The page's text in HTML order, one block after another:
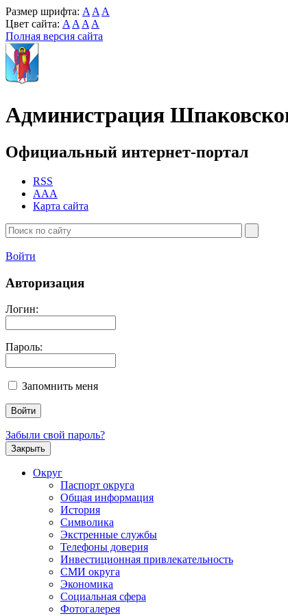
Размер шрифта: A A A
Цвет сайта: A A A A
Полная версия сайта
Администрация
Официальный интернет-портал
RSS
AAA
Карта сайта
Войти
Авторизация
Логин:
Пароль:
Запомнить меня
Забыли свой пароль?
Закрыть
Округ
Паспорт округа
Общая информация
История
Символика
Экстренные службы
Телефоны доверия
Инвестиционная привлекательность
СМИ округа
Экономика
Социальная сфера
Фотогалерея